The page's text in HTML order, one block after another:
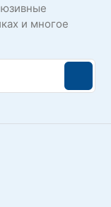
и многое